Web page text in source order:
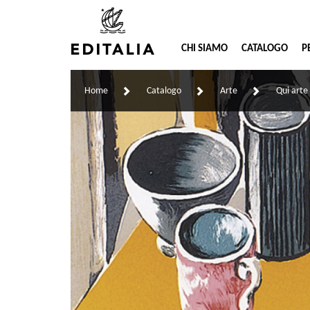
CHI SIAMO
CATALOGO
Home Catalogo Arte Qui arte